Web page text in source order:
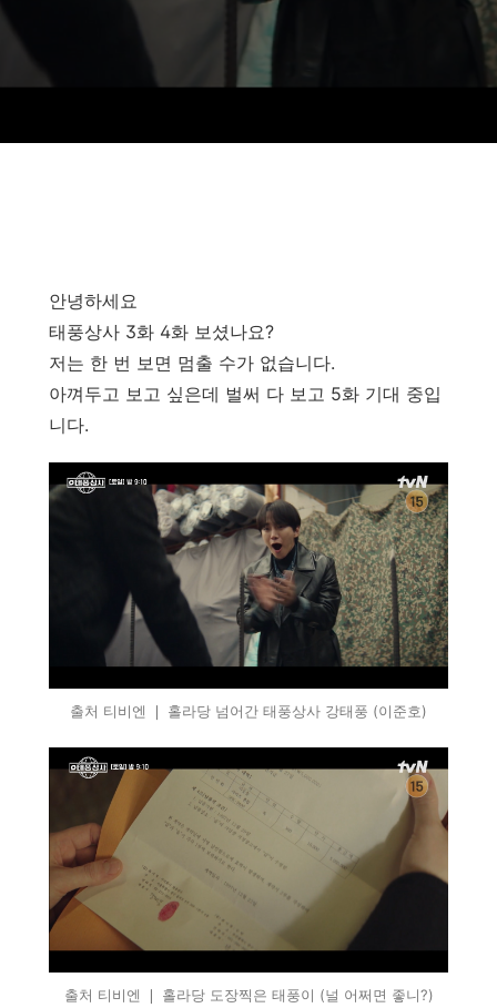
안녕하세요
태풍상사 3화 4화 보셨나요?
저는 한 번 보면 멈출 수가 없습니다.
아껴두고 보고 싶은데 벌써 다 보고 5화 기대 중입
니다.
출처 티비엔 ❘ 홀라당 넘어간 태풍상사 강태풍 (이준호)
출처 티비엔 ❘ 홀라당 도장찍은 태풍이 (널 어쩌면 좋니?)